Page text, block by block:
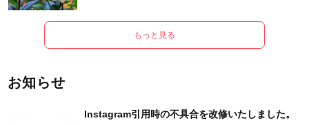
もっと見る
お知らせ
Instagram引用時の不具合を改修いたしました。